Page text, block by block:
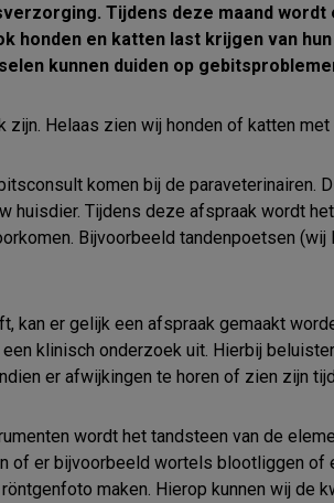
Tijdens deze maand
honden en katten last krijgen van
kunnen duiden op
zijn. Helaas zien wij honden of katten
komen bij de paraveterinairen.
huisdier. Tijdens deze afspraak wordt
Bijvoorbeeld tandenpoetsen
kan er gelijk een afspraak gemaakt
klinisch onderzoek uit. Hierbij
er afwijkingen te horen of zien zijn
wordt het tandsteen van de
of er bijvoorbeeld wortels blootliggen
maken. Hierop kunnen wij de